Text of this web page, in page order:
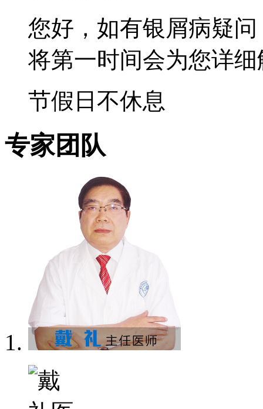
您好，如有银屑病疑
将第一时间会为您详
节假日不休息
专家团队